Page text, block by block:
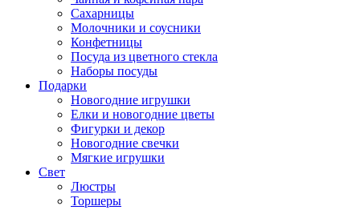
Сахарницы
Молочники и соусники
Конфетницы
Посуда из цветного стекла
Наборы посуды
Подарки
Новогодние игрушки
Елки и новогодние цветы
Фигурки и декор
Новогодние свечки
Мягкие игрушки
Свет
Люстры
Торшеры